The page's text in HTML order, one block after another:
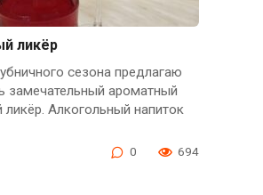
ликёр
сезона предлагаю
замечательный ароматный
ликёр. Алкогольный напиток
0 694